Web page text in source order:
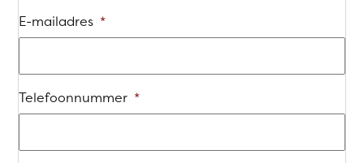
E-mailadres *
Telefoonnummer *